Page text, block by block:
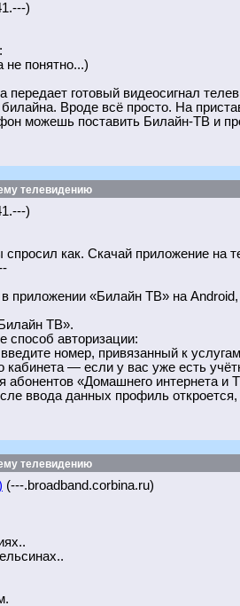
)
не понятно...)
передает готовый видеосигнал
Вроде всё просто. На
можешь поставить Билайн-ТВ и
телевидению
)
как. Скачай приложение на
приложении «Билайн ТВ» на Android,
ТВ».
способ авторизации:
номер, привязанный к
кабинета — если у вас уже есть
абонентов «Домашнего интернета
ввода данных профиль откроется,
телевидению
(---.broadband.corbina.ru)